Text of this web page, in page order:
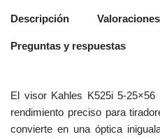
Descripción
Preguntas y respuestas
El visor Kahles K525i 5-
rendimiento preciso para
convierte en una óptica